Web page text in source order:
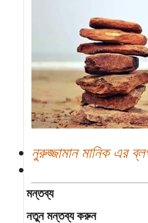
নুরুজ্জামান মানিক এর
মন্তব্য
নতুন মন্তব্য করুন